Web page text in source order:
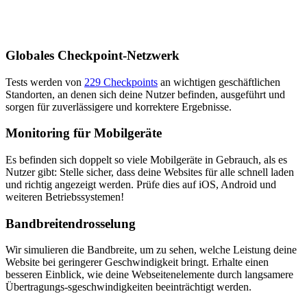
Globales Checkpoint-Netzwerk
Tests werden von 229 Checkpoints an wichtigen geschäftlichen
Standorten, an denen sich deine Nutzer befinden, ausgeführt und
sorgen für zuverlässigere und korrektere Ergebnisse.
Monitoring für Mobilgeräte
Es befinden sich doppelt so viele Mobilgeräte in Gebrauch, als es
Nutzer gibt: Stelle sicher, dass deine Websites für alle schnell laden
und richtig angezeigt werden. Prüfe dies auf iOS, Android und
weiteren Betriebssystemen!
Bandbreitendrosselung
Wir simulieren die Bandbreite, um zu sehen, welche Leistung deine
Website bei geringerer Geschwindigkeit bringt. Erhalte einen
besseren Einblick, wie deine Webseitenelemente durch langsamere
Übertragungs-sgeschwindigkeiten beeinträchtigt werden.